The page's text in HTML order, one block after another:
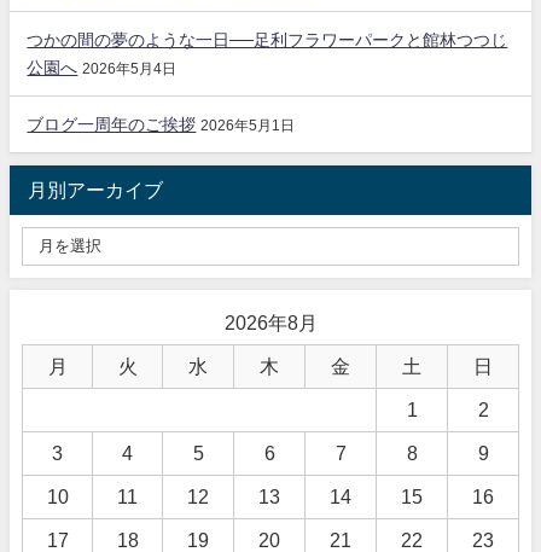
つかの間の夢のような一日──足利フラワーパークと館林つつじ
公園へ 2026年5月4日
ブログ一周年のご挨拶 2026年5月1日
月別アーカイブ
2026年8月
月 火 水 木 金 土 日
1 2
3 4 5 6 7 8 9
10 11 12 13 14 15 16
17 18 19 20 21 22 23